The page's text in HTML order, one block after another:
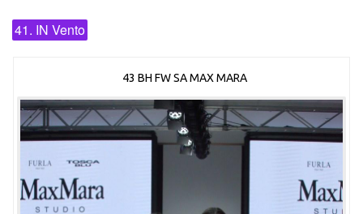
41. IN Vento
43 BH FW SA MAX MARA